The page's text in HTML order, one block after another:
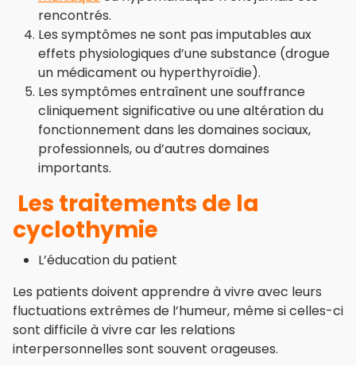
rencontrés.
Les symptômes ne sont pas imputables aux
effets physiologiques d’une substance (drogue
un médicament ou hyperthyroïdie).
Les symptômes entraînent une souffrance
cliniquement significative ou une altération du
fonctionnement dans les domaines sociaux,
professionnels, ou d’autres domaines
importants.
Les traitements de la
cyclothymie
L’éducation du patient
Les patients doivent apprendre à vivre avec leurs
fluctuations extrêmes de l’humeur, même si celles-ci
sont difficile à vivre car les relations
interpersonnelles sont souvent orageuses.